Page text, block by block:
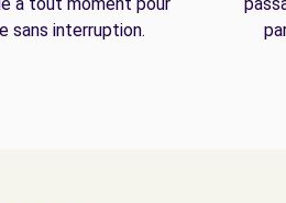
sans interruption.